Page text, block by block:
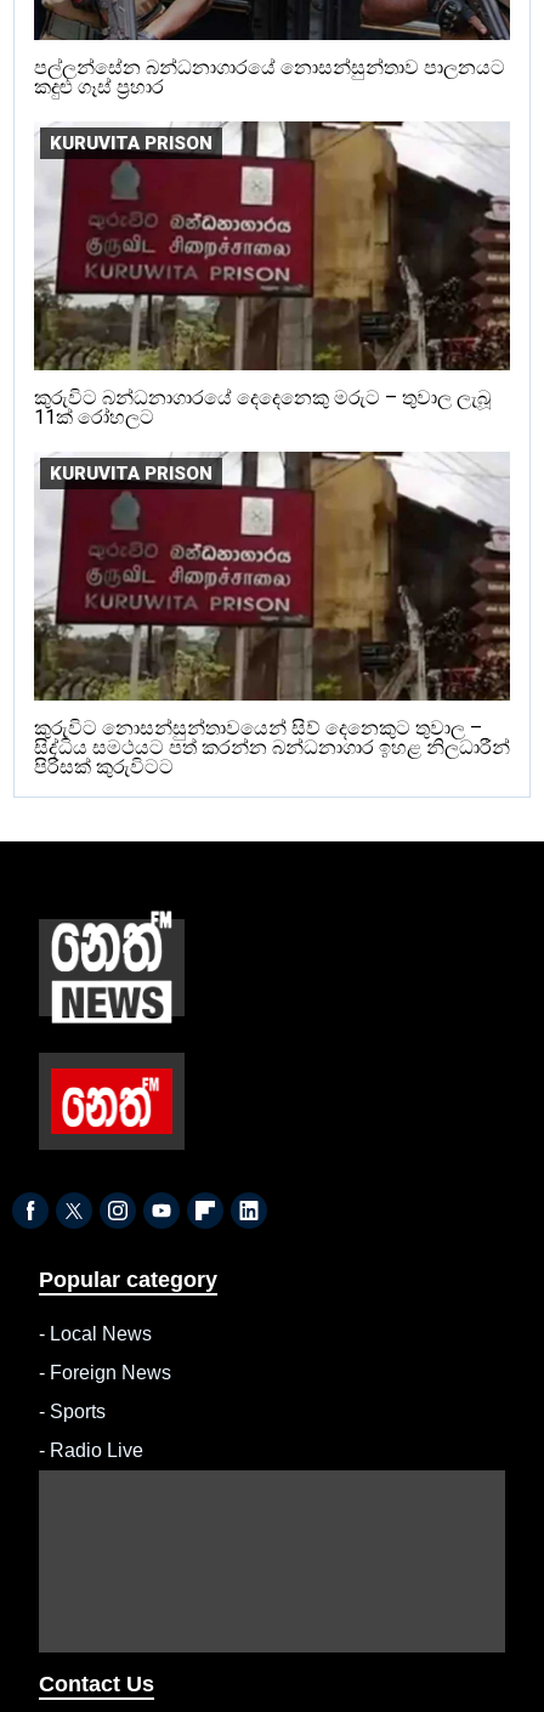
පල්ලන්සේන බන්ධනාගාරයේ නොසන්සුන්තාව පාලනයට
කදුළු ගෑස් ප්‍රහාර
KURUVITA PRISON
කුරුවිට බන්ධනාගාරයේ දෙදෙනෙකු මරුට – තුවාල ලැබූ
11ක් රෝහලට
KURUVITA PRISON
කුරුවිට නොසන්සුන්තාවයෙන් සිව් දෙනෙකුට තුවාල –
සිද්ධිය සමථයට පත් කරන්න බන්ධනාගාර ඉහළ නිලධාරීන්
පිරිසක් කුරුවිටට
Popular category
- Local News
- Foreign News
- Sports
- Radio Live
Contact Us